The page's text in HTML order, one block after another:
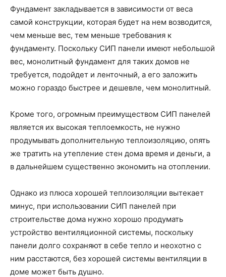
Фундамент закладывается в зависимости от веса
самой конструкции, которая будет на нем возводится,
чем меньше вес, тем меньше требования к
фундаменту. Поскольку СИП панели имеют небольшой
вес, монолитный фундамент для таких домов не
требуется, подойдет и ленточный, а его заложить
можно гораздо быстрее и дешевле, чем монолитный.
Кроме того, огромным преимуществом СИП панелей
является их высокая теплоемкость, не нужно
продумывать дополнительную теплоизоляцию, опять
же тратить на утепление стен дома время и деньги, а
в дальнейшем существенно экономить на отоплении.
Однако из плюса хорошей теплоизоляции вытекает
минус, при использовании СИП панелей при
строительстве дома нужно хорошо продумать
устройство вентиляционной системы, поскольку
панели долго сохраняют в себе тепло и неохотно с
ним расстаются, без хорошей системы вентиляции в
доме может быть душно.